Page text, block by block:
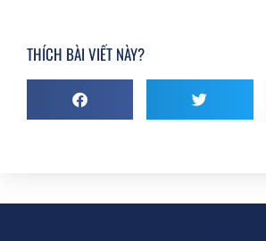
THÍCH BÀI VIẾT NÀY?